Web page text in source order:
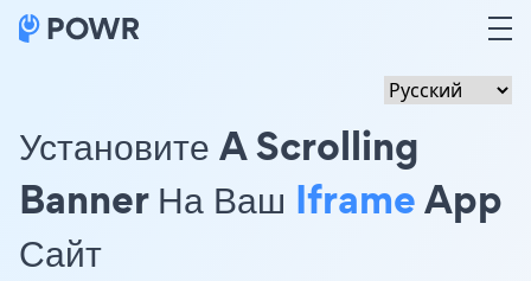
Установите A Scrolling
Banner На Ваш IframeApp
Сайт